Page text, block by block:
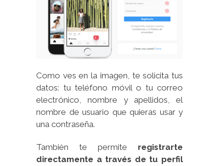
Como ves en la imagen, te solicita tus
datos: tu teléfono móvil o tu correo
electrónico, nombre y apellidos, el
nombre de usuario que quieras usar y
una contraseña.
También te permite registrarte
directamente a través de tu perfil